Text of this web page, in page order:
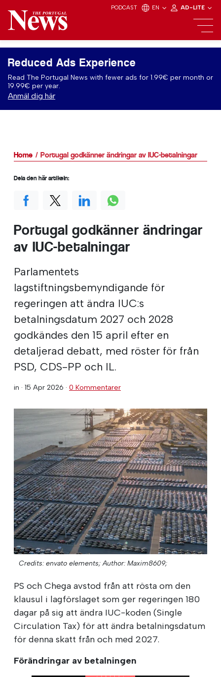
PODCAST EN AD-LITE
Reduced Ads Experience
Read The Portugal News with fewer ads for 1.99€ per month or
19.99€ per year.
Anmäl dig här
Home Portugal godkänner ändringar av IUC-betalningar
Portugal godkänner ändringar
av IUC-betalningar
Parlamentets
lagstiftningsbemyndigande för
regeringen att ändra IUC:s
betalningsdatum 2027 och 2028
godkändes den 15 april efter en
detaljerad debatt, med röster för från
PSD, CDS-PP och IL.
in · 15 Apr 2026 · 0 Kommentarer
Credits: envato elements; Author: Maxim8609;
PS och Chega avstod från att rösta om den
klausul i lagförslaget som ger regeringen 180
dagar på sig att ändra IUC-koden (Single
Circulation Tax) för att ändra betalningsdatum
för denna skatt från och med 2027.
Förändringar av betalningen
Dela den här artikeln: